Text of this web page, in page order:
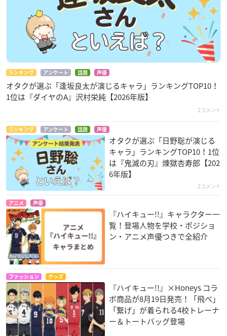
ランキング アンケート 話題 声優
オタクが選ぶ「逢坂良太が演じるキャラ」ランキングTOP10！
1位は『ダイヤのA』沢村栄純【2026年版】
2コメント
ランキング アンケート 話題 声優
オタクが選ぶ「日野聡が演じる
キャラ」ランキングTOP10！1位
は『鬼滅の刃』煉󠄁獄杏寿郎【202
6年版】
2コメント
アニメ 声優
『ハイキュー!!』キャラクター一
覧！登場人物を学校・ポジショ
ン・アニメ声優つきで全紹介
ファッション グッズ
『ハイキュー!!』×Honeys コラ
ボ商品が8月19日発売！「飛べ」
「繋げ」が着られる4校トレーナ
ー＆トートバッグ登場